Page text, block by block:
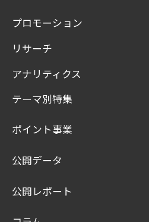
プロモーション
リサーチ
アナリティクス
テーマ別特集
ポイント事業
公開データ
公開レポート